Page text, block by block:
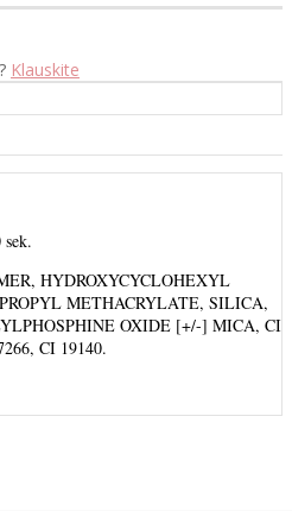
Klauskite
HYDROXYCYCLOHEXYL
METHACRYLATE, SILICA,
OXIDE [+/-] MICA, CI
CI 19140.